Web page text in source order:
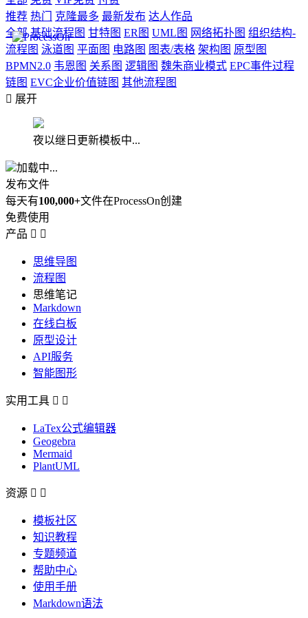
推荐 热门 克隆最多 最新发布 达人作品
全部 基础流程图 甘特图 ER图 UML图 网络拓扑图 组织结构-
流程图 泳道图 平面图 电路图 图表/表格 架构图 原型图
BPMN2.0 韦恩图 关系图 逻辑图 魏朱商业模式 EPC事件过程
链图 EVC企业价值链图 其他流程图
 展开
夜以继日更新模板中...
加载中...
发布文件
每天有100,000+文件在ProcessOn创建
免费使用
产品  
思维导图
流程图
思维笔记
Markdown
在线白板
原型设计
API服务
智能图形
实用工具  
LaTex公式编辑器
Geogebra
Mermaid
PlantUML
资源  
模板社区
知识教程
专题频道
帮助中心
使用手册
Markdown语法